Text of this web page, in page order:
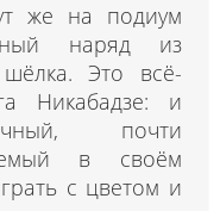
же на подиум
наряд из
Это всё-
Никабадзе: и
почти
в своём
с цветом и